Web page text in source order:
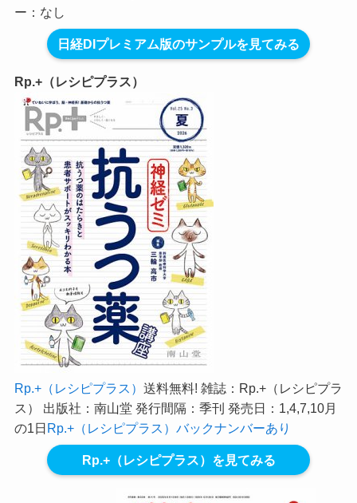
ー：なし
日経DIプレミアム版のサンプルを見てみる
Rp.+（レシピプラス）
Rp.+（レシピプラス） 送料無料! 雑誌：Rp.+（レシピプラ
ス） 出版社：南山堂 発行間隔：季刊 発売日：1,4,7,10月
の1日Rp.+（レシピプラス）バックナンバーあり
Rp.+（レシピプラス）を見てみる